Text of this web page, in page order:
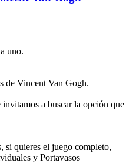
uno.
de Vincent Van Gogh.
a buscar la opción que
si quieres el juego completo,
y Portavasos